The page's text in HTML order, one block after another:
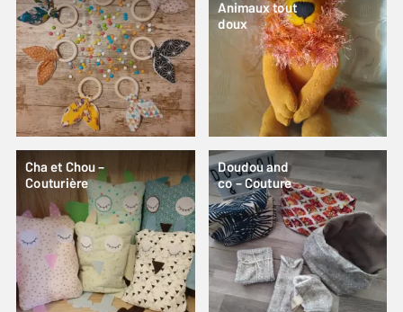
Animaux tout
doux
Cha et Chou –
Couturière
Doudou and
co – Couture